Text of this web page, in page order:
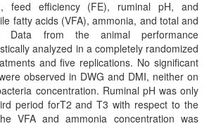
feed efficiency (FE), ruminal pH, and
fatty acids (VFA), ammonia, and total and
Data from the animal performance
analyzed in a completely randomized
and five replications. No significant
observed in DWG and DMI, neither on
concentration. Ruminal pH was only
period forT2 and T3 with respect to the
VFA and ammonia concentration was